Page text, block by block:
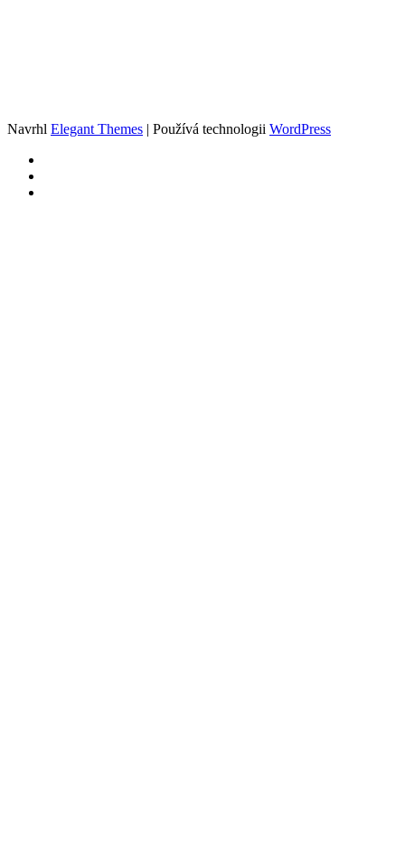
Navrhl Elegant Themes | Používá technologii WordPress